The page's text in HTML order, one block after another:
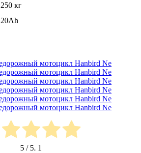
250 кг
20Ah
5 / 5. 1